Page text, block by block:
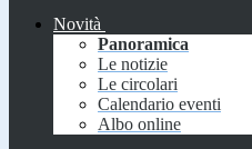
Novità
Panoramica
Le notizie
Le circolari
Calendario eventi
Albo online